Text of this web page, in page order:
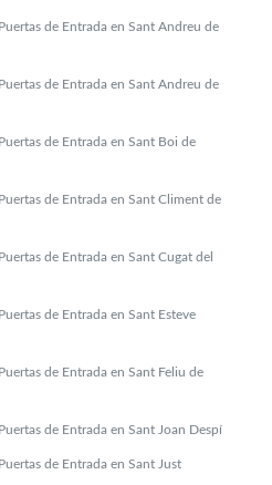
de Entrada en Sant Andreu de
de Entrada en Sant Andreu de
de Entrada en Sant Boi de
de Entrada en Sant Climent de
de Entrada en Sant Cugat del
de Entrada en Sant Esteve
de Entrada en Sant Feliu de
de Entrada en Sant Joan Despí
de Entrada en Sant Just